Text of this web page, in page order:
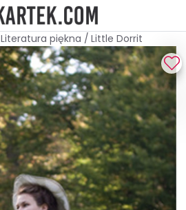
Literatura piękna / Little Dorrit